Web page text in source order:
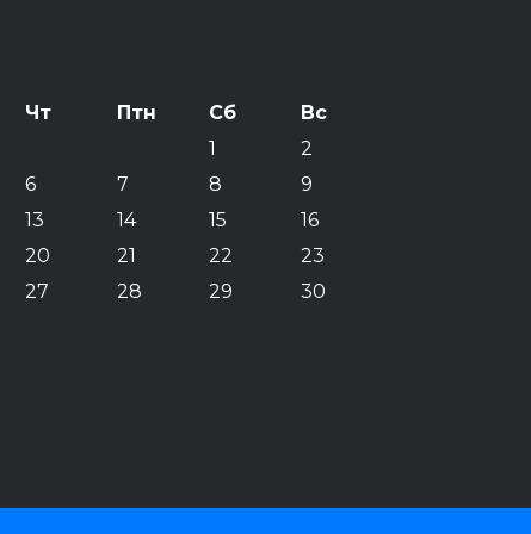
Чт Птн Сб
Вс
1
2
6 7 8
9
13 14 15
16
20 21 22
23
27 28 29
30